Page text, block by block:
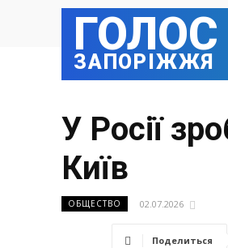
ГОЛОС
ЗАПОРІЖЖЯ
У Росії
Київ
ОБЩЕСТВО 02.07.2026
Поделиться